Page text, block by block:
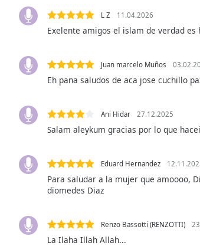
descriptions
off,
selected
Subtitles
subtitles
opens
subtitles
settings
subtitles
off,
selected
Track
L Z 11.04.2026
Exelente amigos el islam de verdad es
Juan marcelo Muños
Eh pana saludos de aca jose cuchillo
Ani Hidar 27.12.2025
Salam aleykum gracias por lo que
Eduard Hernandez
Para saludar a la mujer que amoooo,
diomedes Diaz
Renzo Bassotti (RENZOTTI)
La Ilaha Illah Allah...